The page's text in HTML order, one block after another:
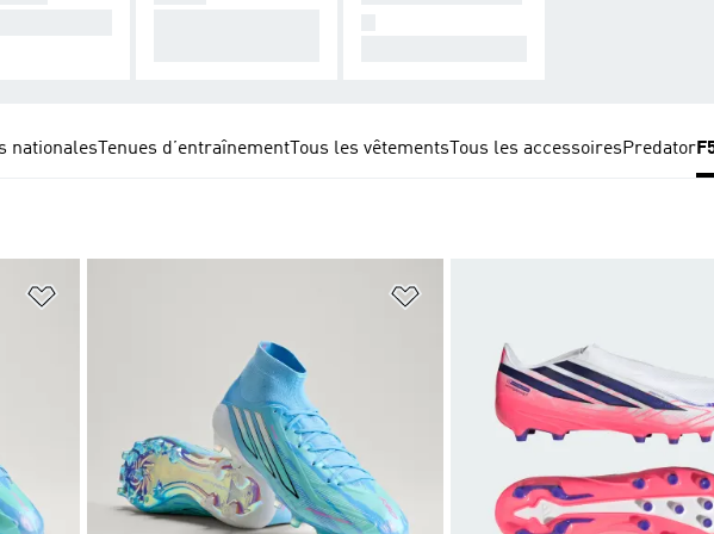
nationalesTenues d’entraînementTous les vêtementsTous les accessoiresPredator